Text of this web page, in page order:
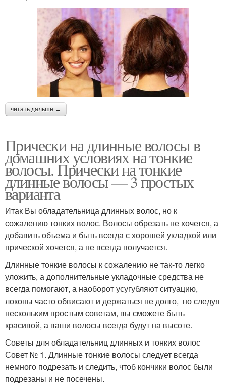
читать дальше →
Прически на длинные волосы в
домашних условиях на тонкие
волосы. Прически на тонкие
длинные волосы — 3 простых
варианта
Итак Вы обладательница длинных волос, но к
сожалению тонких волос. Волосы обрезать не хочется, а
добавить объема и быть всегда с хорошей укладкой или
прической хочется, а не всегда получается.
Длинные тонкие волосы к сожалению не так-то легко
уложить, а дополнительные укладочные средства не
всегда помогают, а наоборот усугубляют ситуацию,
локоны часто обвисают и держаться не долго, но следуя
нескольким простым советам, вы сможете быть
красивой, а ваши волосы всегда будут на высоте.
Советы для обладательниц длинных и тонких волос
Совет № 1. Длинные тонкие волосы следует всегда
немного подрезать и следить, чтоб кончики волос были
подрезаны и не посечены.